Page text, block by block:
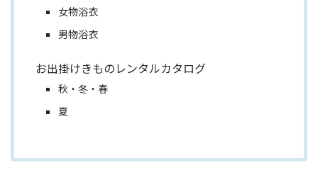
女物浴衣
男物浴衣
お出掛けきものレンタルカタログ
秋・冬・春
夏